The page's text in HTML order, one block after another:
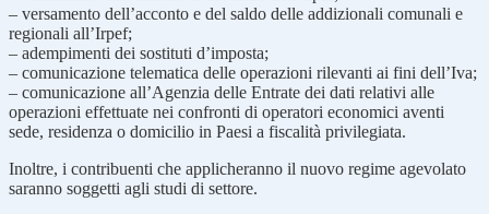
– versamento dell’acconto e del saldo delle addizionali comunali e
regionali all’Irpef;
– adempimenti dei sostituti d’imposta;
– comunicazione telematica delle operazioni rilevanti ai fini dell’Iva;
– comunicazione all’Agenzia delle Entrate dei dati relativi alle
operazioni effettuate nei confronti di operatori economici aventi
sede, residenza o domicilio in Paesi a fiscalità privilegiata.
Inoltre, i contribuenti che applicheranno il nuovo regime agevolato
saranno soggetti agli studi di settore.